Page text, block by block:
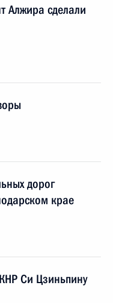
Алжира сделали
дорог
крае
Си Цзиньпину